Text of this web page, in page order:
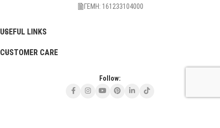
ΓΕΜΗ: 161233104000
USEFUL LINKS
CUSTOMER CARE
Follow: